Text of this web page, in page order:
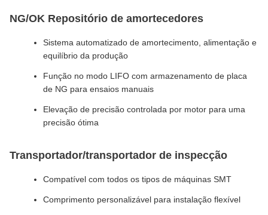
NG/OK Repositório de amortecedores
Sistema automatizado de amortecimento, alimentação e
equilíbrio da produção
Função no modo LIFO com armazenamento de placa
de NG para ensaios manuais
Elevação de precisão controlada por motor para uma
precisão ótima
Transportador/transportador de inspecção
Compatível com todos os tipos de máquinas SMT
Comprimento personalizável para instalação flexível